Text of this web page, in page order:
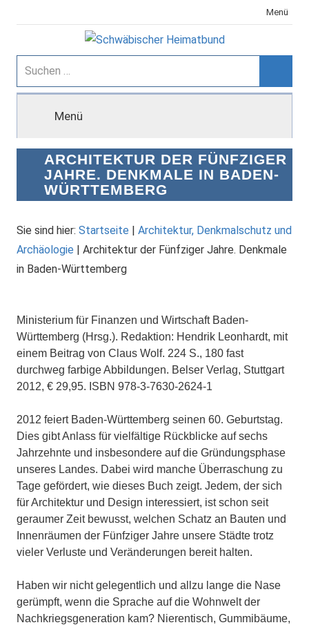
Inhalt
Menü
Schwäbischer
Heimatbund
Suchen
nach:
Menü
ARCHITEKTUR DER FÜNFZIGER
JAHRE. DENKMALE IN BADEN-
WÜRTTEMBERG
Sie sind hier: Startseite | Architektur, Denkmalschutz und
Archäologie | Architektur der Fünfziger Jahre. Denkmale
in Baden-Württemberg
Ministerium für Finanzen und Wirtschaft Baden-
Württemberg (Hrsg.). Redaktion: Hendrik Leonhardt, mit
einem Beitrag von Claus Wolf. 224 S., 180 fast
durchweg farbige Abbildungen. Belser Verlag, Stuttgart
2012, € 29,95. ISBN 978-3-7630-2624-1
2012 feiert Baden-Württemberg seinen 60. Geburtstag.
Dies gibt Anlass für vielfältige Rückblicke auf sechs
Jahrzehnte und insbesondere auf die Gründungsphase
unseres Landes. Dabei wird manche Überraschung zu
Tage gefördert, wie dieses Buch zeigt. Jedem, der sich
für Architektur und Design interessiert, ist schon seit
geraumer Zeit bewusst, welchen Schatz an Bauten und
Innenräumen der Fünfziger Jahre unsere Städte trotz
vieler Verluste und Veränderungen bereit halten.
Haben wir nicht gelegentlich und allzu lange die Nase
gerümpft, wenn die Sprache auf die Wohnwelt der
Nachkriegsgeneration kam? Nierentisch, Gummibäume,